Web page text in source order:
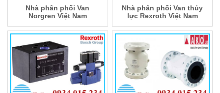
Nhà phân phối Van
Norgren Việt Nam
Nhà phân phối Van thủy
lực Rexroth Việt Nam